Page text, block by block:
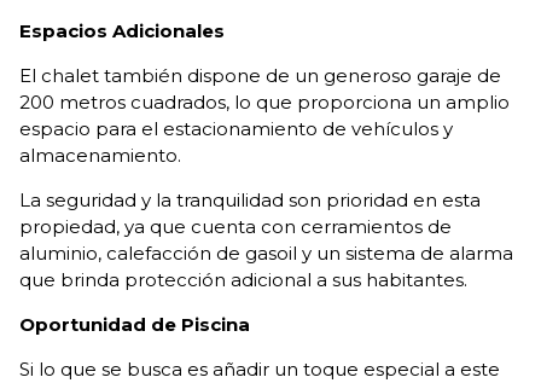
Espacios Adicionales
El chalet también dispone de un generoso garaje de
200 metros cuadrados, lo que proporciona un amplio
espacio para el estacionamiento de vehículos y
almacenamiento.
La seguridad y la tranquilidad son prioridad en esta
propiedad, ya que cuenta con cerramientos de
aluminio, calefacción de gasoil y un sistema de alarma
que brinda protección adicional a sus habitantes.
Oportunidad de Piscina
Si lo que se busca es añadir un toque especial a este